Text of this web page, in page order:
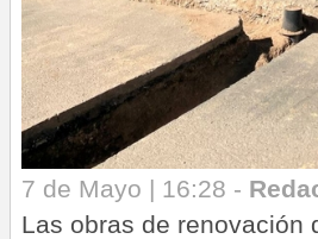
7 de Mayo | 16:28 -
Las obras de renovación